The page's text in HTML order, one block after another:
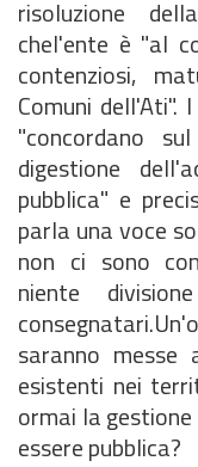
risoluzione
chel'ente è "al
contenziosi,
Comuni dell'Ati".
"concordano
digestione
pubblica" e
parla una voce
non ci sono
niente
saranno messe
esistenti nei
ormai la
essere pubblica?